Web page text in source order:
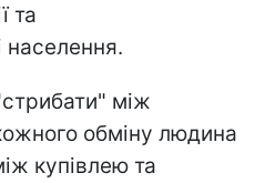
та
населення.
між
обміну людина
купівлею та